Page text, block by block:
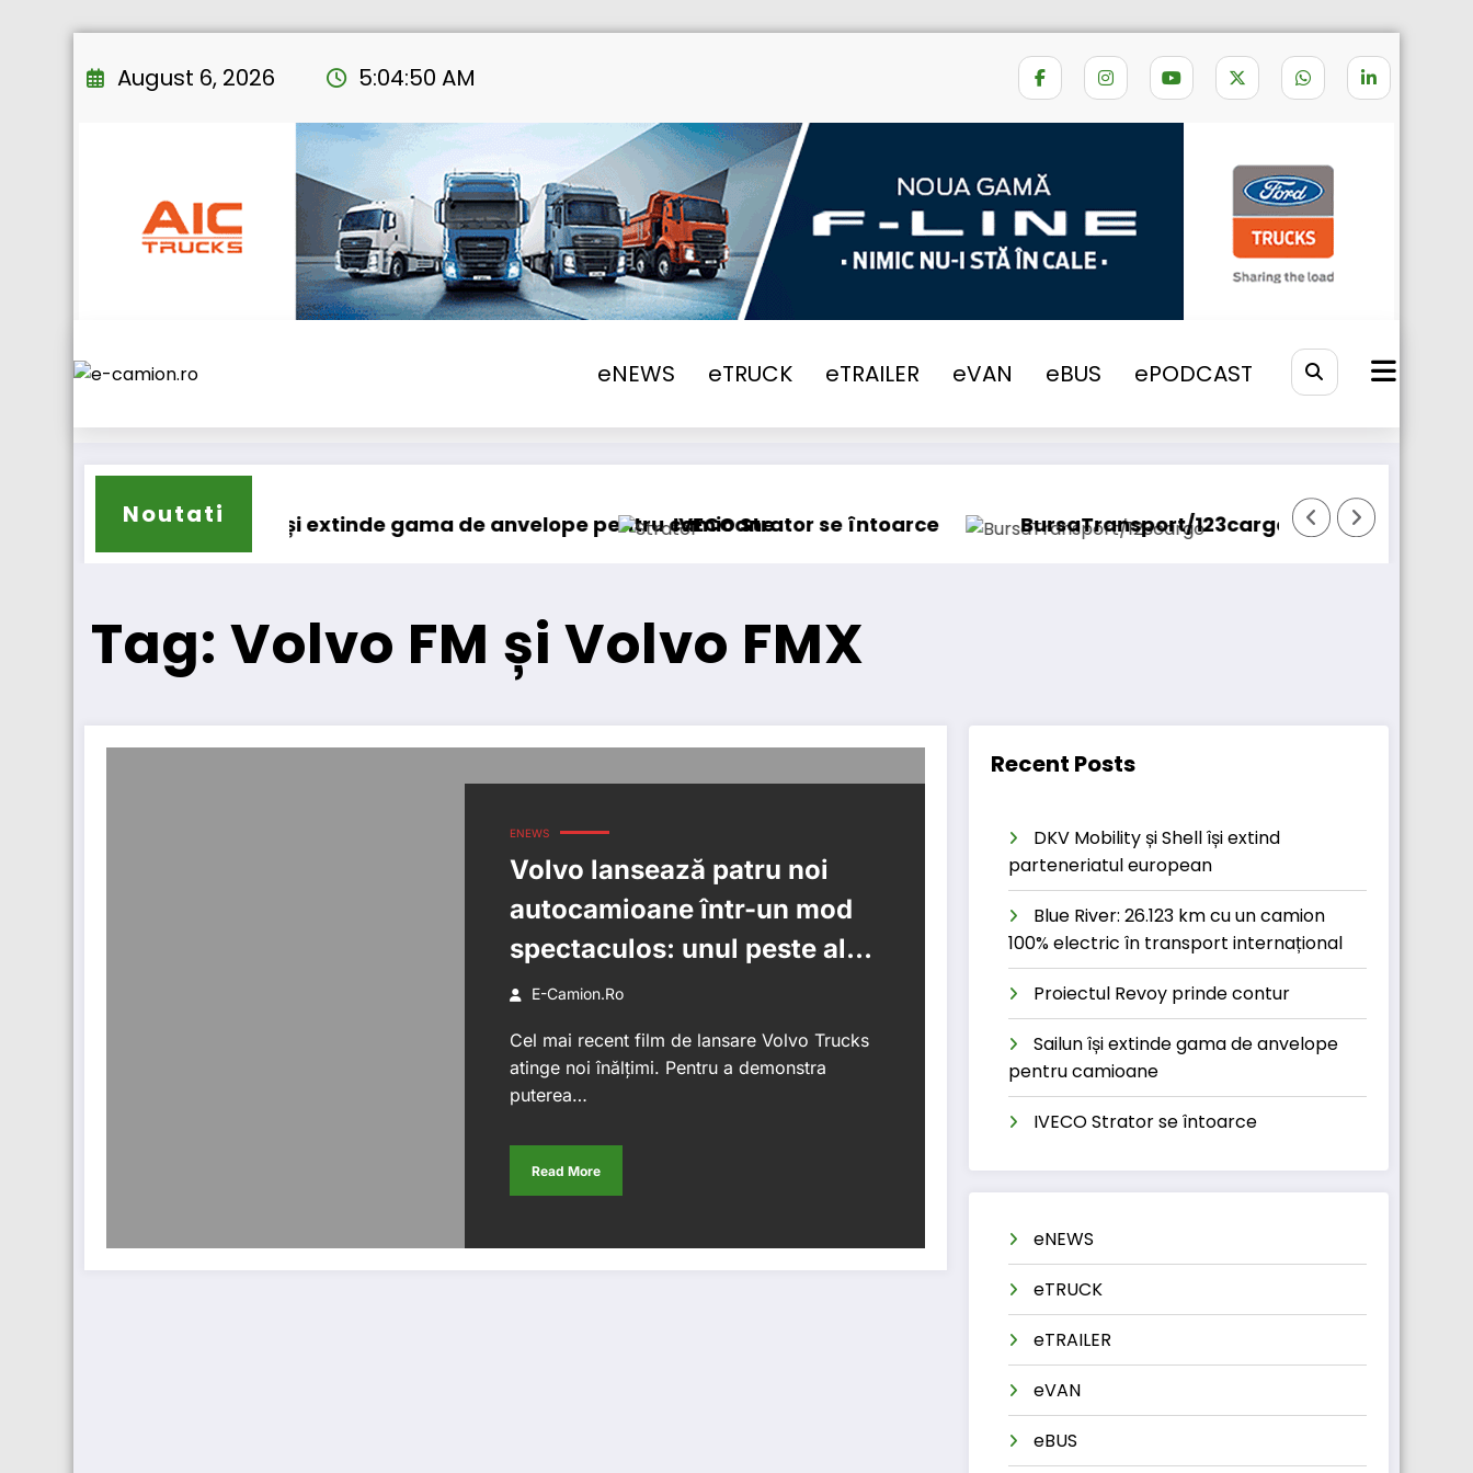
to
August 6, 2026 5:04:50 AM
eNEWS eTRUCK eTRAILER eVAN eBUS ePODCAST
Volvo FM și Volvo FMX
Noutati
Sailun își extinde gama de anvelope pentru camioaneIVECO Strator se întoarce BursaTransport/123cargo introduce o nouă Daimler
Tag: Volvo FM și Volvo FMX
ENEWS
Volvo lansează patru noi
autocamioane într-un mod
spectaculos: unul peste altul
iar deasupra președintele
companiei
E-Camion.ro
Cel mai recent film de lansare Volvo Trucks
atinge noi înălțimi. Pentru a demonstra
puterea…
Read More
Recent Posts
DKV Mobility și Shell își extind
parteneriatul european
Blue River: 26.123 km cu un camion
100% electric în transport internațional
Proiectul Revoy prinde contur
Sailun își extinde gama de anvelope
pentru camioane
IVECO Strator se întoarce
eNEWS
eTRUCK
eTRAILER
eVAN
eBUS